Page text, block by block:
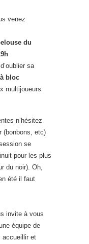
venez
du
sa
bloc
multijoueurs
n’hésitez
(bonbons, etc)
se
pour les plus
du noir). Oh,
été il faut
invite à vous
équipe de
accueillir et